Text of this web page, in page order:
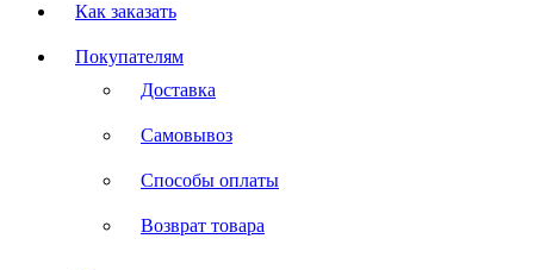
Как заказать
Покупателям
Доставка
Самовывоз
Способы оплаты
Возврат товара